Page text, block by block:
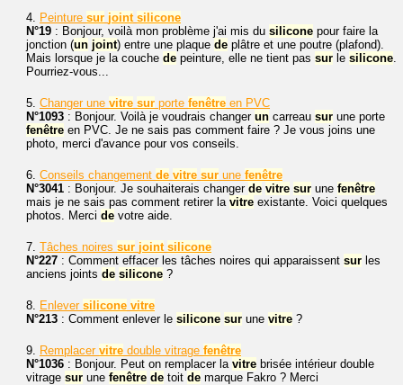
4. Peinture sur joint silicone
N°19 : Bonjour, voilà mon problème j'ai mis du silicone pour faire la
jonction (un joint) entre une plaque de plâtre et une poutre (plafond).
Mais lorsque je la couche de peinture, elle ne tient pas sur le silicone.
Pourriez-vous...
5. Changer une vitre sur porte fenêtre en PVC
N°1093 : Bonjour. Voilà je voudrais changer un carreau sur une porte
fenêtre en PVC. Je ne sais pas comment faire ? Je vous joins une
photo, merci d'avance pour vos conseils.
6. Conseils changement de vitre sur une fenêtre
N°3041 : Bonjour. Je souhaiterais changer de vitre sur une fenêtre
mais je ne sais pas comment retirer la vitre existante. Voici quelques
photos. Merci de votre aide.
7. Tâches noires sur joint silicone
N°227 : Comment effacer les tâches noires qui apparaissent sur les
anciens joints de silicone ?
8. Enlever silicone vitre
N°213 : Comment enlever le silicone sur une vitre ?
9. Remplacer vitre double vitrage fenêtre
N°1036 : Bonjour. Peut on remplacer la vitre brisée intérieur double
vitrage sur une fenêtre de toit de marque Fakro ? Merci